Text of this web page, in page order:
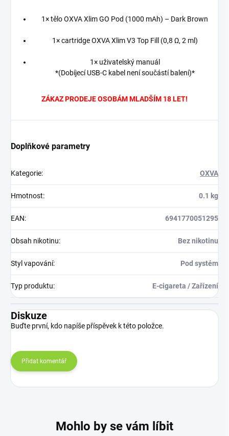
1× tělo OXVA Xlim GO Pod (1000 mAh) – Dark Brown
1× cartridge OXVA Xlim V3 Top Fill (0,8 Ω, 2 ml)
1× uživatelský manuál
*(Dobíjecí USB-C kabel není součástí balení)*
ZÁKAZ PRODEJE OSOBÁM MLADŠÍM 18 LET!
Doplňkové parametry
Kategorie: OXVA
Hmotnost: 0.1 kg
EAN: 6941770051295
Obsah nikotinu: Bez nikotinu
Styl vapování: Pod systém
Typ produktu: E-cigareta / Zařízení
Diskuze
Buďte první, kdo napíše příspěvek k této položce.
Přidat komentář
Mohlo by se vám líbit